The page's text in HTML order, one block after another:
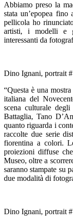
Abbiamo preso la
stata un’epopea
pellicola ho
artisti, i modelli e
interessanti da
Dino Ignani, portrait
“Questa è una
italiana del
scena culturale
Battaglia, Tano
quanto riguarda i
raccolte due serie
fiorentina a colori.
proiezioni diffuse
Museo, oltre a
saranno stampate su
due modalità di
Dino Ignani, portrait